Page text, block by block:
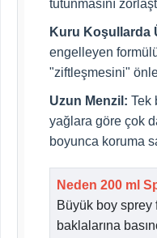
tutunmasını
Kuru Koşullarda
engelleyen
"ziftleşmesini"
Uzun Menzil: Tek
yağlara göre çok
boyunca koruma
Neden 200 ml
Büyük boy sprey
baklalarına